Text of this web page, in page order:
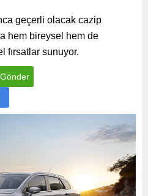
geçerli olacak cazip
hem bireysel hem de
fırsatlar sunuyor.
Gönder